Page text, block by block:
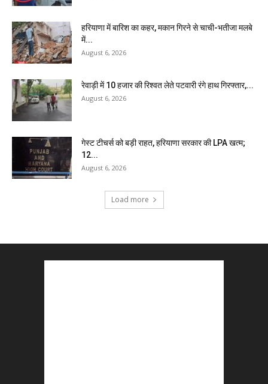
हरियाणा में बारिश का कहर, मकान गिरने से चाची-भतीजा मलबे
में...
August 6, 2026
रेवाड़ी में 10 हजार की रिश्वत लेते पटवारी रंगे हाथ गिरफ्तार,...
August 6, 2026
गेस्ट टीचर्स को बड़ी राहत, हरियाणा सरकार की LPA खत्म;
12...
August 6, 2026
Load more